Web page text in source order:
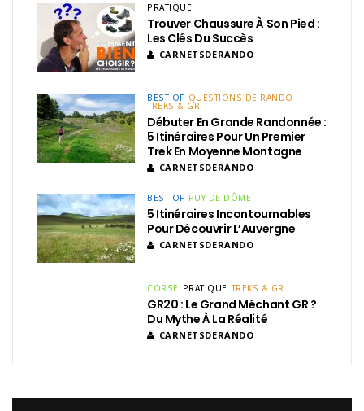
PRATIQUE
Trouver Chaussure À Son Pied :
Les Clés Du Succès
CARNETSDERANDO
BEST OF QUESTIONS DE RANDO
TREKS & GR
Débuter En Grande Randonnée :
5 Itinéraires Pour Un Premier
Trek En Moyenne Montagne
CARNETSDERANDO
BEST OF PUY-DE-DÔME
5 Itinéraires Incontournables
Pour Découvrir L’Auvergne
CARNETSDERANDO
CORSE PRATIQUE TREKS & GR
GR20 : Le Grand Méchant GR ?
Du Mythe À La Réalité
CARNETSDERANDO